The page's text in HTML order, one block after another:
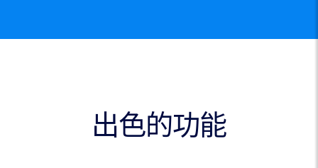
出色的功能